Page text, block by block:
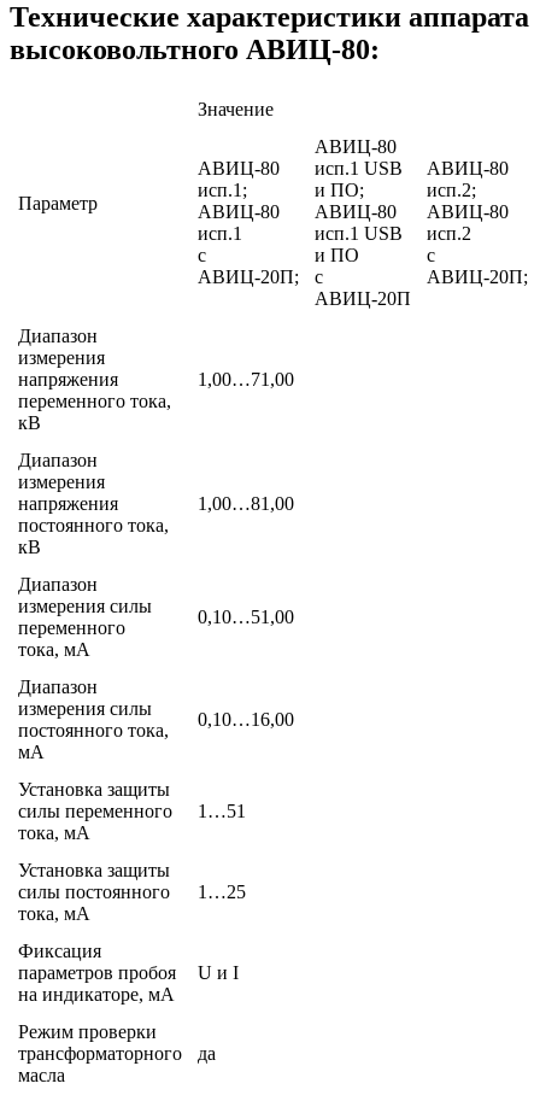
Технические характеристики аппарата
высоковольтного АВИЦ-80:
Параметр
Значение
АВИЦ-80
исп.1;
АВИЦ-80
исп.1
c
АВИЦ-20П;
АВИЦ-80
исп.1 USB
и ПО;
АВИЦ-80
исп.1 USB
и ПО
c
АВИЦ-20П
АВИЦ-80
исп.2;
АВИЦ-80
исп.2
c
АВИЦ-20П;
Диапазон
измерения
напряжения
переменного тока,
кВ
1,00…71,00
Диапазон
измерения
напряжения
постоянного тока,
кВ
1,00…81,00
Диапазон
измерения силы
переменного
тока, мА
0,10…51,00
Диапазон
измерения силы
постоянного тока,
мА
0,10…16,00
Установка защиты
силы переменного
тока, мА
1…51
Установка защиты
силы постоянного
тока, мА
1…25
Фиксация
параметров пробоя
на индикаторе, мА
U и I
Режим проверки
трансформаторного
масла
да